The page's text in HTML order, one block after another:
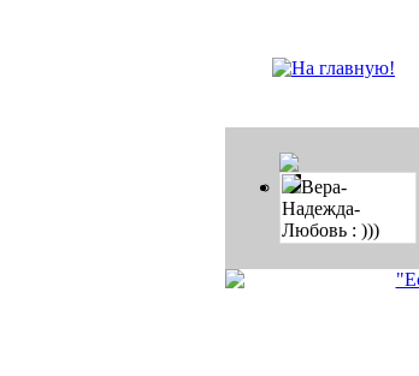
Вера-
Надежда-
Любовь : )))